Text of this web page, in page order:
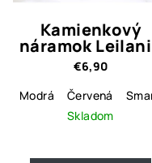
Kamienkový
náramok
4 farebné
€6,90
Modrá
Červená
Skladom